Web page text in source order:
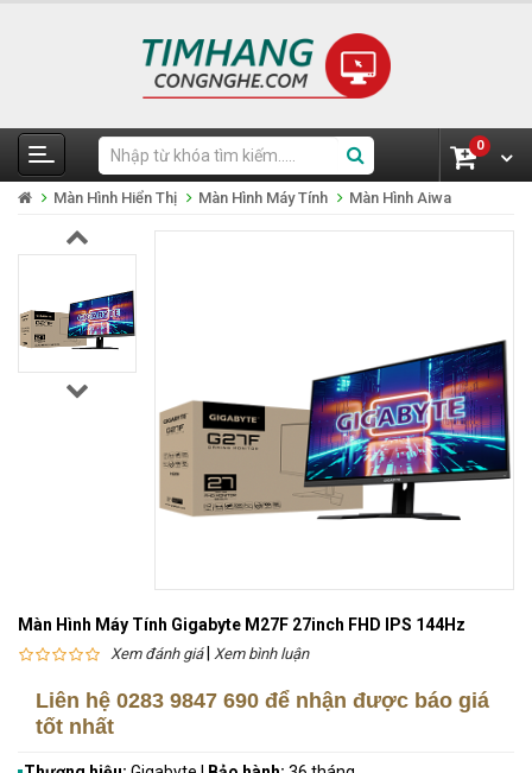
0
Màn Hình Hiển Thị Màn Hình Máy Tính Màn Hình Aiwa
Màn Hình Máy Tính Gigabyte M27F 27inch FHD IPS 144Hz
Xem đánh giá| Xem bình luận
Liên hệ 0283 9847 690 để nhận được báo giá
tốt nhất